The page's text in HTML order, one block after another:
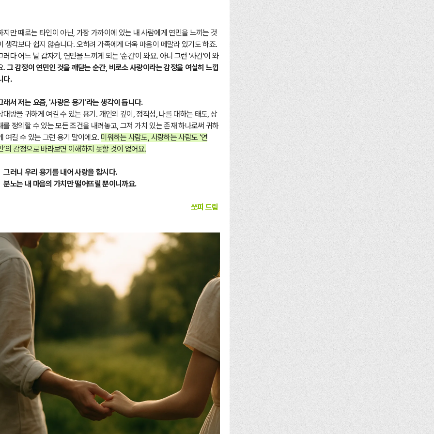
지만 때로는 타인이 아닌, 가장 가까이에 있는 내 사람에게 연민을 느끼는 것
생각보다 쉽지 않습니다. 오히려 가족에게 더욱 마음이 메말라 있기도 하죠.
러다 어느 날 갑자기, 연민을 느끼게 되는 '순간'이 와요. 아니 그런 '사건'이 와
.그 감정이 연민인 것을 깨닫는 순간, 비로소 사랑이라는 감정을 여실히 느낍
다.
래서 저는 요즘, '사랑은 용기'라는 생각이 듭니다.
대방을 귀하게 여길 수 있는 용기. 개인의 깊이, 정직성, 나를 대하는 태도, 상
를 정의할 수 있는 모든 조건을 내려놓고, 그저 가치 있는 존재 하나로써 귀하
여길 수 있는 그런 용기 말이에요. 미워하는 사람도, 사랑하는 사람도 ‘연
’의 감정으로 바라보면 이해하지 못할 것이 없어요.
그러니 우리 용기를 내어 사랑을 합시다.
노는 내 마음의 가치만 떨어뜨릴 뿐이니까요.
쏘피 드림